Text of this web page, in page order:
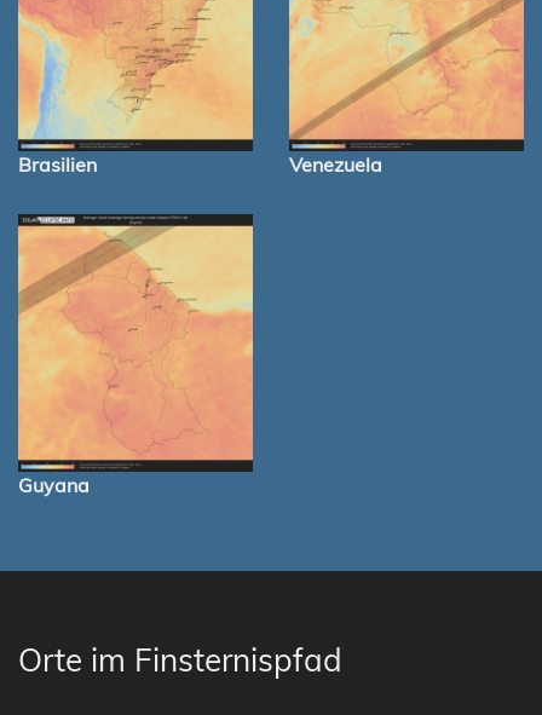
Brasilien Venezuela
Guyana
Orte im Finsternispfad